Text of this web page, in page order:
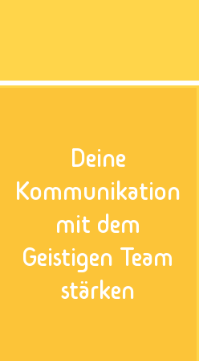
Deine
Kommunikation
mit dem
Geistigen Team
stärken